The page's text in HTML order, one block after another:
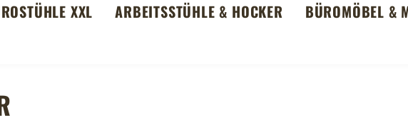
XXL ARBEITSSTÜHLE & HOCKER BÜROMÖBEL &